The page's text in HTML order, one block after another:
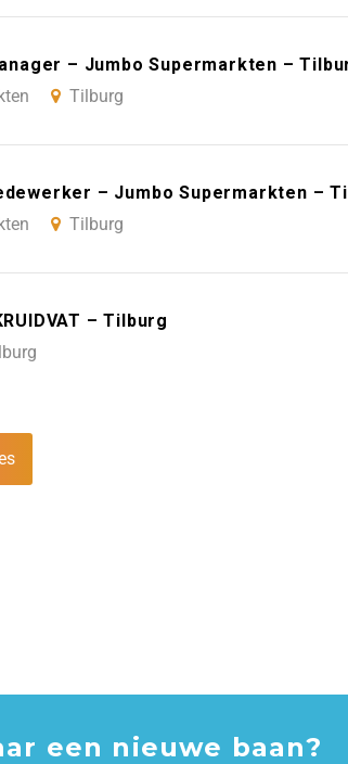
– Jumbo Supermarkten –
Tilburg
– Jumbo Supermarkten –
Tilburg
– Tilburg
een nieuwe baan?